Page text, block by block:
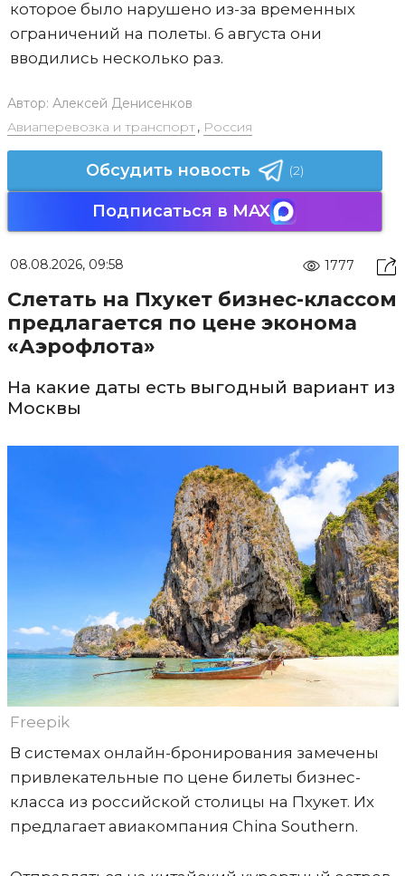
которое было нарушено из-за временных
ограничений на полеты. 6 августа они
вводились несколько раз.
Автор: Алексей Денисенков
Авиаперевозка и транспорт, Россия
Обсудить новость (2)
Подписаться в MAX
08.08.2026, 09:58 1777
Слетать на Пхукет бизнес-классом
предлагается по цене эконома
«Аэрофлота»
На какие даты есть выгодный вариант из
Москвы
Freepik
В системах онлайн-бронирования замечены
привлекательные по цене билеты бизнес-
класса из российской столицы на Пхукет. Их
предлагает авиакомпания China Southern.